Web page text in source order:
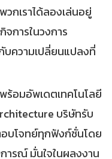
วกเราได้ลองเล่นอยู่
การในวงการ
ความเปลี่ยนแปลงที่
ร้อมอัพเดตเทคโนโลยี
บริษัทรับ
บโจทย์ทุกฟังก์ชั่นโดย
รณ์ มั่นใจในผลงงาน